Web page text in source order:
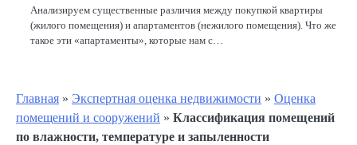
Анализируем существенные различия между покупкой квартиры
(жилого помещения) и апартаментов (нежилого помещения). Что же
такое эти «апартаменты», которые нам с…
Главная » Экспертная оценка недвижимости » Оценка
помещений и сооружений » Классификация помещений
по влажности, температуре и запыленности